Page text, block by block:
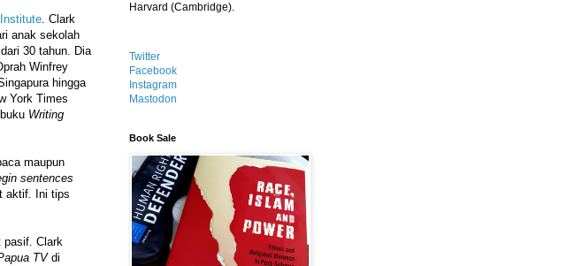
. Clark
anak sekolah
30 tahun. Dia
Winfrey
hingga
York Times
Writing
maupun
sentences
aktif. Ini tips
pasif. Clark
TVdi
Harvard (Cambridge).
Twitter
Facebook
Instagram
Mastodon
Book Sale